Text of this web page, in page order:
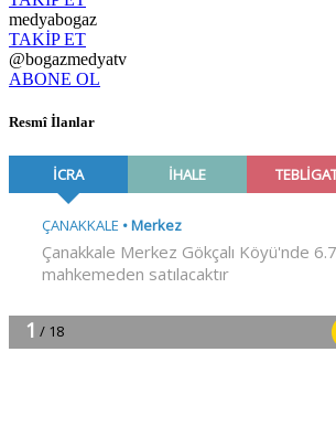
medyabogaz
TAKİP ET
@bogazmedyatv
ABONE OL
Resmî İlanlar